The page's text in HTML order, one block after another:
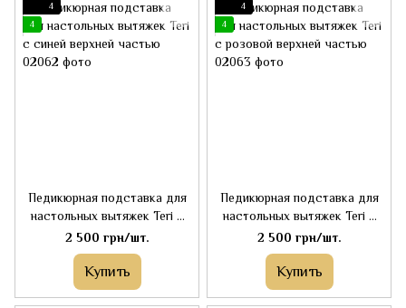
4
4
Педикюрная подставка для
настольных вытяжек Teri с
синей верхней частью
2 500 грн/шт.
Купить
4
4
Педикюрная подставка для
настольных вытяжек Teri с
розовой верхней частью
2 500 грн/шт.
Купить